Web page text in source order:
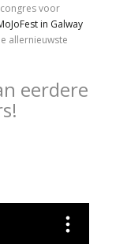
voor
in Galway
allernieuwste
eerdere